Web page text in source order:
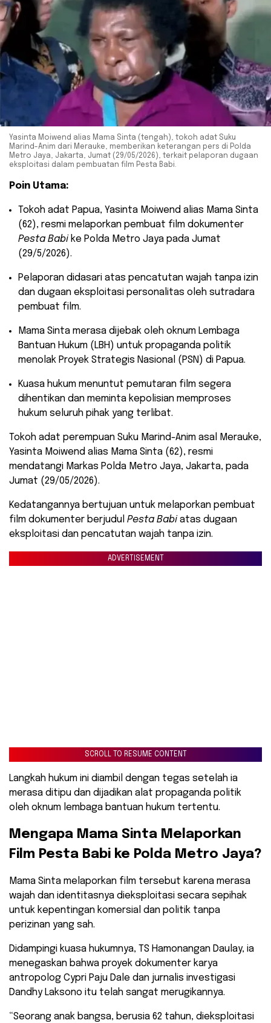
Yasinta Moiwend alias Mama Sinta (tengah), tokoh adat Suku
Marind-Anim dari Merauke, memberikan keterangan pers di Polda
Metro Jaya, Jakarta, Jumat (29/05/2026), terkait pelaporan dugaan
eksploitasi dalam pembuatan film Pesta Babi.
Poin Utama:
​Tokoh adat Papua, Yasinta Moiwend alias Mama Sinta
(62), resmi melaporkan pembuat film dokumenter
Pesta Babi ke Polda Metro Jaya pada Jumat
(29/5/2026).
​Pelaporan didasari atas pencatutan wajah tanpa izin
dan dugaan eksploitasi personalitas oleh sutradara
pembuat film.
​Mama Sinta merasa dijebak oleh oknum Lembaga
Bantuan Hukum (LBH) untuk propaganda politik
menolak Proyek Strategis Nasional (PSN) di Papua.
​Kuasa hukum menuntut pemutaran film segera
dihentikan dan meminta kepolisian memproses
hukum seluruh pihak yang terlibat.
​Tokoh adat perempuan Suku Marind-Anim asal Merauke,
Yasinta Moiwend alias Mama Sinta (62), resmi
mendatangi Markas Polda Metro Jaya, Jakarta, pada
Jumat (29/05/2026).
Kedatangannya bertujuan untuk melaporkan pembuat
film dokumenter berjudul Pesta Babi atas dugaan
eksploitasi dan pencatutan wajah tanpa izin.
ADVERTISEMENT
SCROLL TO RESUME CONTENT
Langkah hukum ini diambil dengan tegas setelah ia
merasa ditipu dan dijadikan alat propaganda politik
oleh oknum lembaga bantuan hukum tertentu.
​Mengapa Mama Sinta Melaporkan
Film Pesta Babi ke Polda Metro Jaya?
​Mama Sinta melaporkan film tersebut karena merasa
wajah dan identitasnya dieksploitasi secara sepihak
untuk kepentingan komersial dan politik tanpa
perizinan yang sah.
Didampingi kuasa hukumnya, TS Hamonangan Daulay, ia
menegaskan bahwa proyek dokumenter karya
antropolog Cypri Paju Dale dan jurnalis investigasi
Dandhy Laksono itu telah sangat merugikannya.
​“Seorang anak bangsa, berusia 62 tahun, dieksploitasi